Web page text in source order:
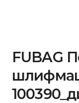
FUBAG